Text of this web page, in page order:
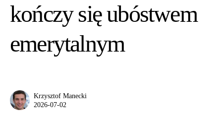
kończy się ubóstwem
emerytalnym
Krzysztof Manecki
2026-07-02